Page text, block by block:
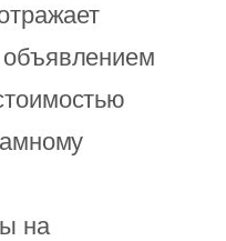
объявлением
на